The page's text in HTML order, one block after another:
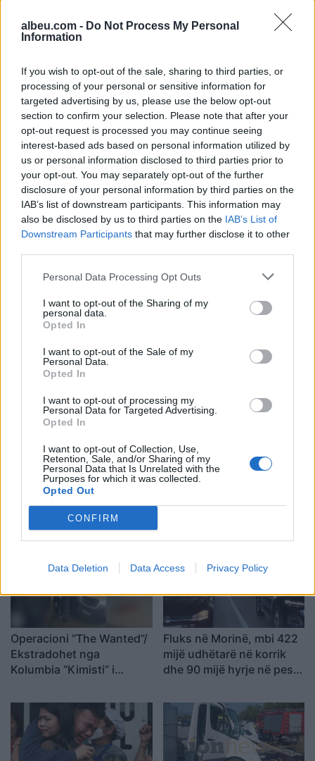
albeu.com - Do Not Process My Personal
Information
If you wish to opt-out of the sale, sharing to third parties, or
processing of your personal or sensitive information for
targeted advertising by us, please use the below opt-out
section to confirm your selection. Please note that after your
opt-out request is processed you may continue seeing
interest-based ads based on personal information utilized by
us or personal information disclosed to third parties prior to
your opt-out. You may separately opt-out of the further
disclosure of your personal information by third parties on the
IAB’s list of downstream participants. This information may
also be disclosed by us to third parties on the IAB’s List of
Downstream Participants that may further disclose it to other
Personal Data Processing Opt Outs
I want to opt-out of the Sharing of my
personal data.
Opted In
I want to opt-out of the Sale of my
Personal Data.
Opted In
I want to opt-out of processing my
Personal Data for Targeted Advertising.
Opted In
I want to opt-out of Collection, Use,
Retention, Sale, and/or Sharing of my
Personal Data that Is Unrelated with the
Purposes for which it was collected.
Opted Out
CONFIRM
Data Deletion Data Access Privacy Policy
Shtuarmë 11.04.2023 13:36
Tags:
Bajram Begaj dënon atentatin ndaj kreut të
“Rithemelimit” në Vaun e Dejës
begaj
Hetimet për vrasjen e
Edmond Sulës, kontrolle
në Bërxullë dhe
shoqërime personash për
t’u marrë në pyetje
Mediat në Iran: Mojtaba
vdekjes, lideri suprem në
gjendje të rëndë
Mësuesja ime u qëllua
teksa po më fliste”,
dëshmia e nxënëses që
shpëtoi nga masakra në
Tajlandë
Sulm me armë në një
gjashtë të vdekur,
vjeçar
Operacioni “The Wanted”/
Ekstradohet nga
Kolumbia “Kimisti” i
sillet në Shqipëri nga
Italia, i kërkuar për vepra
të rënda penale (VIDEO)
Fluks në Morinë, mbi 422
mijë udhëtarë në korrik
dhe 90 mijë hyrje në pesë